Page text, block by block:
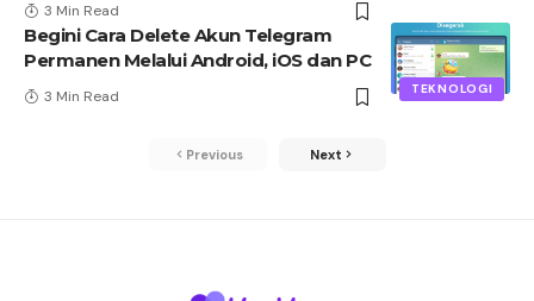
3 Min Read
TEKNOLOGI
Begini Cara Delete Akun Telegram
Permanen Melalui Android, iOS dan PC
3 Min Read
Previous Next